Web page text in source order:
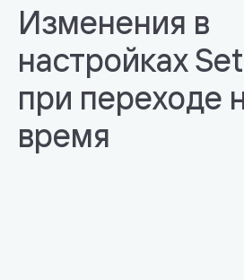
Изменения в
настройках
при переходе
время